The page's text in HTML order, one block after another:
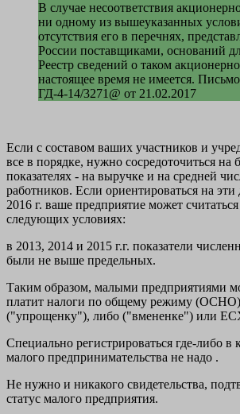
В случае несоответствия
ни одному из вышеуказанных
отсутствия его в перечнях,
России поставщиками, оснований
Реестр сведений о таком
настоящее время не имеется.
ГД-4-14/3271@ от 21.02.2017
Если с составом ваших участников и
все в порядке, нужно сосредоточиться на
показателях - на выручке и на средней
работников. Если ориентироваться на эти
2016 г. ваше предприятие может
следующих условиях:
в 2013, 2014 и 2015 г.г. показатели
были не выше предельных.
Таким образом, малыми предприятиями
платит налоги по общему режиму
("упрощенку"), либо ("вмененке") или
Специально регистрироваться где-либо в
малого предпринимательства не надо .
Не нужно и никакого свидетельства,
статус малого предприятия.